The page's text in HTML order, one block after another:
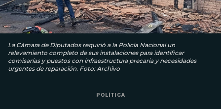
La Cámara de Diputados requirió a la Policía Nacional un
relevamiento completo de sus instalaciones para identificar
comisarías y puestos con infraestructura precaria y necesidades
urgentes de reparación. Foto: Archivo
POLÍTICA